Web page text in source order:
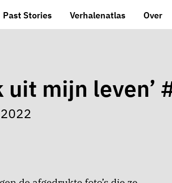
Past Stories Verhalenatlas Over
uit mijn leven’